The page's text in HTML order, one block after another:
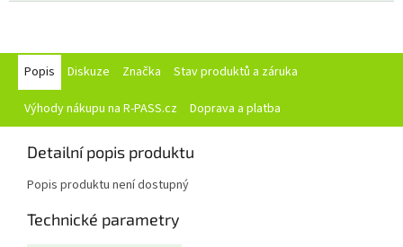
Popis Diskuze Značka Stav produktů a záruka
Výhody nákupu na R-PASS.cz Doprava a platba
Detailní popis produktu
Popis produktu není dostupný
Technické parametry